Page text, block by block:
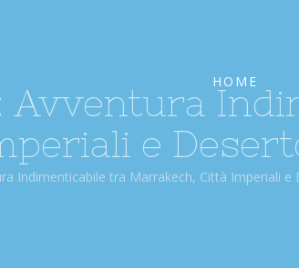
HOME
Avventura
e
Indimenticabile tra Marrakech, Città Imperiali e